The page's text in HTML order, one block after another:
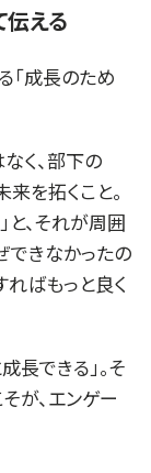
伝える
「成長のため
く、部下の
を拓くこと。
と、それが周囲
できなかったの
ればもっと良く
長できる」。そ
が、エンゲー